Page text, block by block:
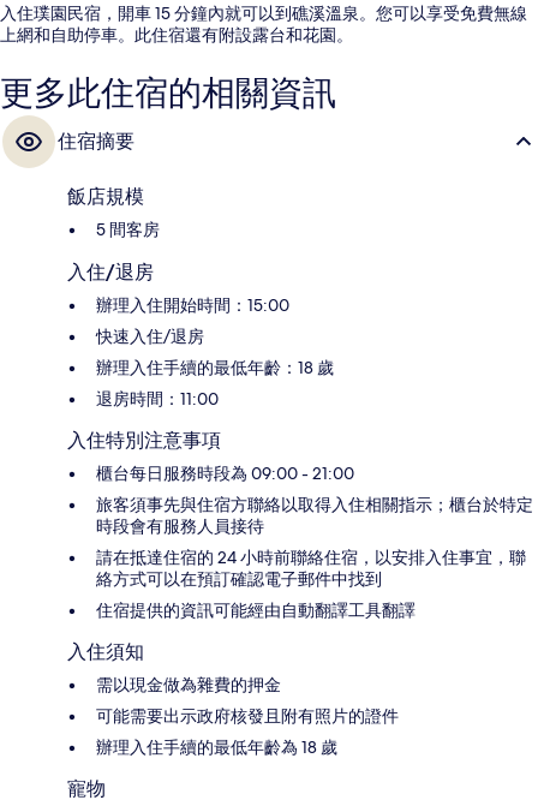
入住璞園民宿，開車 15 分鐘內就可以到礁溪溫泉。您可以享受免費無線
上網和自助停車。此住宿還有附設露台和花園。
更多此住宿的相關資訊
住宿摘要
飯店規模
5 間客房
入住/退房
辦理入住開始時間：15:00
快速入住/退房
辦理入住手續的最低年齡：18 歲
退房時間：11:00
入住特別注意事項
櫃台每日服務時段為 09:00 - 21:00
旅客須事先與住宿方聯絡以取得入住相關指示；櫃台於特定
時段會有服務人員接待
請在抵達住宿的 24 小時前聯絡住宿，以安排入住事宜，聯
絡方式可以在預訂確認電子郵件中找到
住宿提供的資訊可能經由自動翻譯工具翻譯
入住須知
需以現金做為雜費的押金
可能需要出示政府核發且附有照片的證件
辦理入住手續的最低年齡為 18 歲
寵物